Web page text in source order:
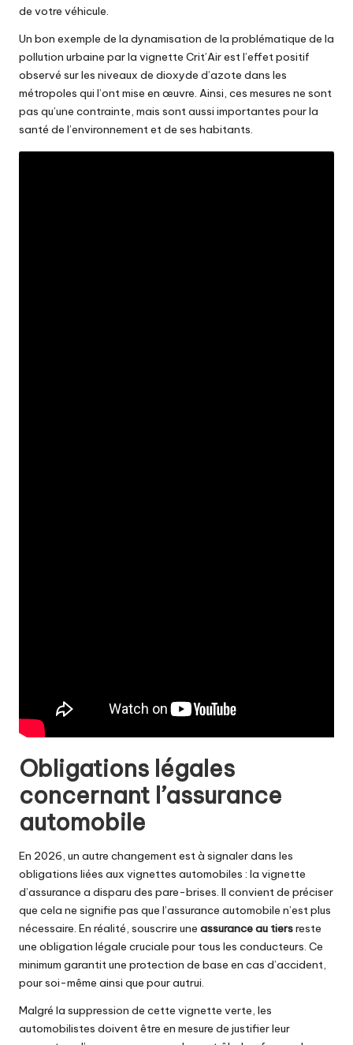
de votre véhicule.
Un bon exemple de la dynamisation de la problématique de la
pollution urbaine par la vignette Crit’Air est l’effet positif
observé sur les niveaux de dioxyde d’azote dans les
métropoles qui l’ont mise en œuvre. Ainsi, ces mesures ne sont
pas qu’une contrainte, mais sont aussi importantes pour la
santé de l’environnement et de ses habitants.
Obligations légales
concernant l’assurance
automobile
En 2026, un autre changement est à signaler dans les
obligations liées aux vignettes automobiles : la vignette
d’assurance a disparu des pare-brises. Il convient de préciser
que cela ne signifie pas que l’assurance automobile n’est plus
nécessaire. En réalité, souscrire une assurance au tiersreste
une obligation légale cruciale pour tous les conducteurs. Ce
minimum garantit une protection de base en cas d’accident,
pour soi-même ainsi que pour autrui.
Malgré la suppression de cette vignette verte, les
automobilistes doivent être en mesure de justifier leur